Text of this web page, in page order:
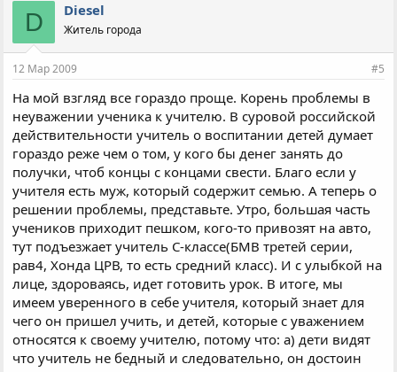
D Diesel
Житель города
12 Мар 2009 #5
На мой взгляд все гораздо проще. Корень проблемы в
неуважении ученика к учителю. В суровой российской
действительности учитель о воспитании детей думает
гораздо реже чем о том, у кого бы денег занять до
получки, чтоб концы с концами свести. Благо если у
учителя есть муж, который содержит семью. А теперь о
решении проблемы, представьте. Утро, большая часть
учеников приходит пешком, кого-то привозят на авто,
тут подъезжает учитель С-классе(БМВ третей серии,
рав4, Хонда ЦРВ, то есть средний класс). И с улыбкой на
лице, здороваясь, идет готовить урок. В итоге, мы
имеем уверенного в себе учителя, который знает для
чего он пришел учить, и детей, которые с уважением
относятся к своему учителю, потому что: а) дети видят
что учитель не бедный и следовательно, он достоин